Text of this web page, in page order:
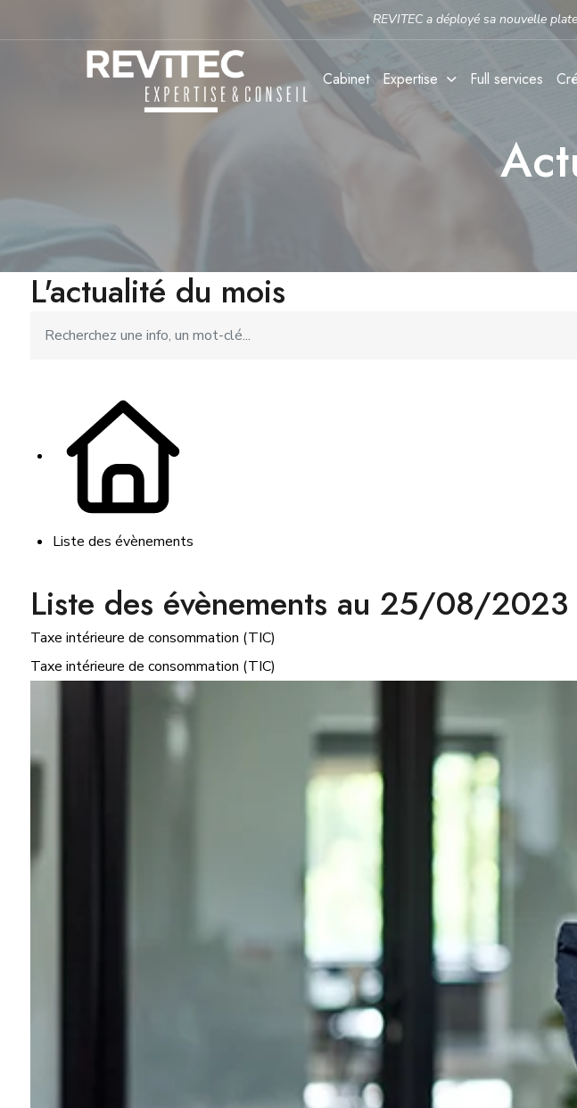
REVITEC a déployé sa nouvelle plateforme Pennylane.Si
Cabinet Expertise Full services
L'actualité du mois
Liste des évènements
Liste des évènements au 25/08/2023
Taxe intérieure de consommation (TIC)
Taxe intérieure de consommation (TIC)